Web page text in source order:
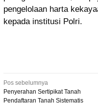
pengelolaan harta
kepada institusi Polri.
Navigasi
pos
Pos sebelumnya
Penyerahan Sertipikat Tanah
Pendaftaran Tanah Sistematis